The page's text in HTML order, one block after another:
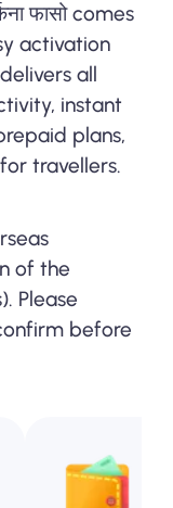
फासो comes
activation
all
instant
plans,
travellers.
of the
Please
before